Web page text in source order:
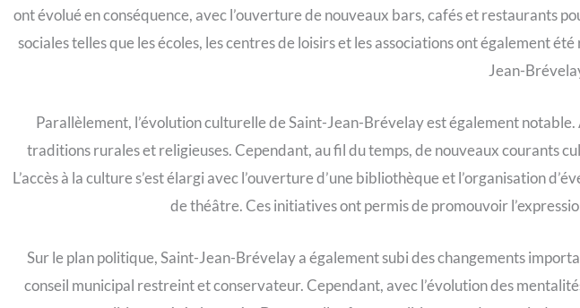
ont évolué en conséquence, avec l’ouverture de nouveaux bars, cafés et restaurants
sociales telles que les écoles, les centres de loisirs et les associations ont également
Jean-
Parallèlement, l’évolution culturelle de Saint-Jean-Brévelay est également
traditions rurales et religieuses. Cependant, au fil du temps, de nouveaux courants
L’accès à la culture s’est élargi avec l’ouverture d’une bibliothèque et l’organisation
de théâtre. Ces initiatives ont permis de promouvoir
Sur le plan politique, Saint-Jean-Brévelay a également subi des changements
conseil municipal restreint et conservateur. Cependant, avec l’évolution des